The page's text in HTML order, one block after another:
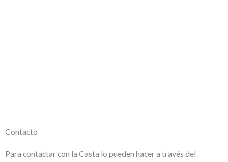
Contacto
Para contactar con la Casta lo pueden hacer a través del